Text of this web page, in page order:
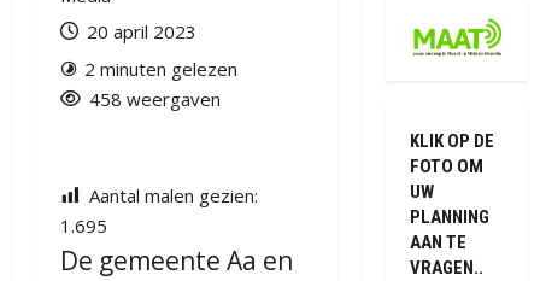
20 april 2023
2 minuten gelezen
458 weergaven
Aantal malen gezien:
1.695
De gemeente Aa en
KLIK OP DE
FOTO OM
UW
PLANNING
AAN TE
VRAGEN..